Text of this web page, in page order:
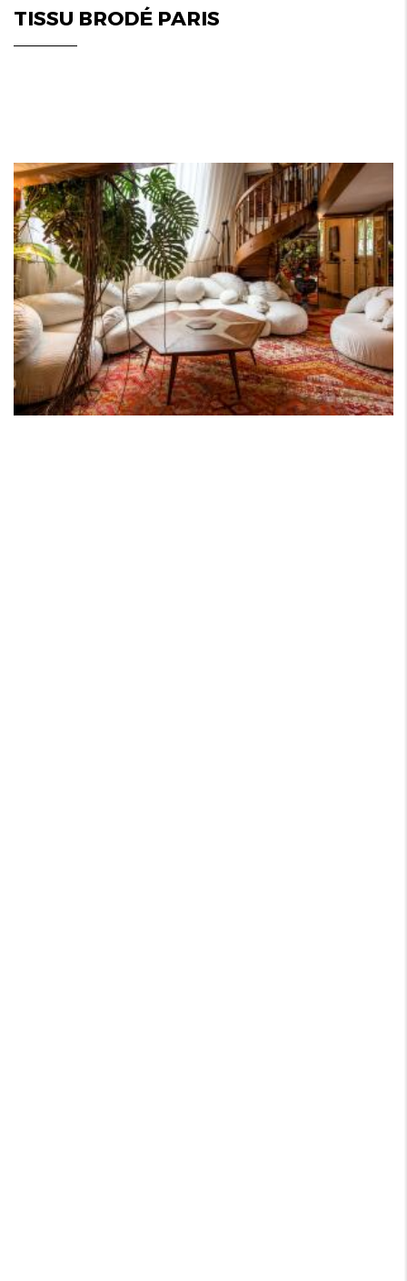
TISSU BRODÉ PARIS